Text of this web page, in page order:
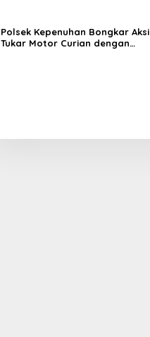
Polsek Kepenuhan Bongkar Aksi
Tukar Motor Curian dengan